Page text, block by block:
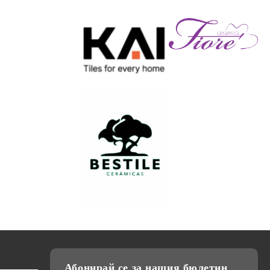
Абонирай се за нашия бюлетин